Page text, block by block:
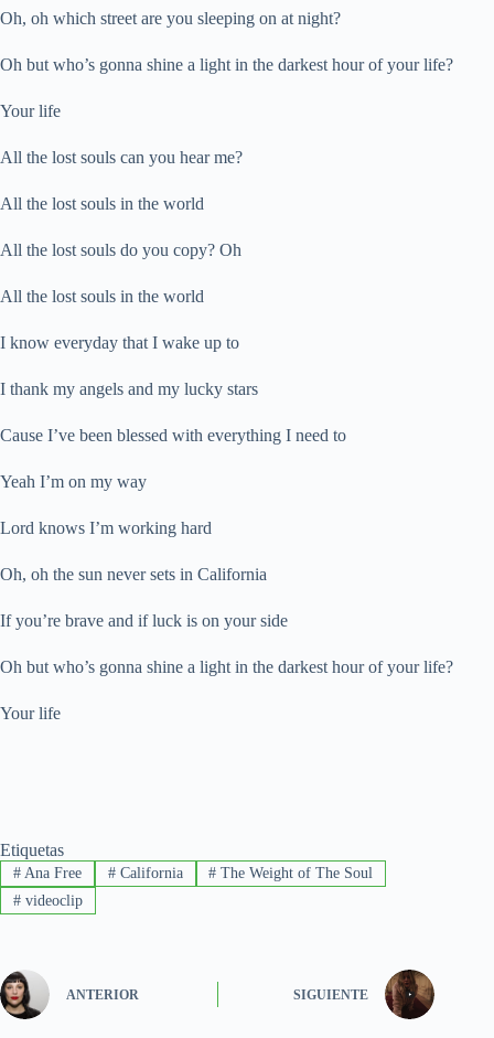
Oh, oh which street are you sleeping on at night?
Oh but who’s gonna shine a light in the darkest hour of your life?
Your life
All the lost souls can you hear me?
All the lost souls in the world
All the lost souls do you copy? Oh
All the lost souls in the world
I know everyday that I wake up to
I thank my angels and my lucky stars
Cause I’ve been blessed with everything I need to
Yeah I’m on my way
Lord knows I’m working hard
Oh, oh the sun never sets in California
If you’re brave and if luck is on your side
Oh but who’s gonna shine a light in the darkest hour of your life?
Your life
Etiquetas
#Ana Free #California # The Weight of The Soul
#videoclip
ANTERIOR SIGUIENTE